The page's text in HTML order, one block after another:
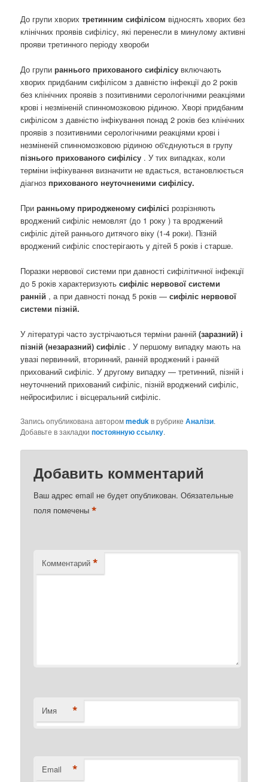
До групи хворихтретинним сифілісом відносять хворих без
клінічних проявів сифілісу, які перенесли в минулому активні
прояви третинного періоду хвороби
До групираннього прихованого сифілісу включають
хворих придбаним сифілісом з давністю інфекції до 2 років
без клінічних проявів з позитивними серологічними реакціями
крові і незміненій спинномозковою рідиною. Хворі придбаним
сифілісом з давністю інфікування понад 2 років без клінічних
проявів з позитивними серологічними реакціями крові і
незміненій спинномозковою рідиною об'єднуються в групу
пізнього прихованого сифілісу . У тих випадках, коли
терміни інфікування визначити не вдається, встановлюється
діагноз прихованого неуточненими сифілісу.
Приранньому природженому сифілісірозрізняють
вроджений сифіліс немовлят (до 1 року ) та вроджений
сифіліс дітей раннього дитячого віку (1-4 роки). Пізній
вроджений сифіліс спостерігають у дітей 5 років і старше.
Поразки нервової системи при давності сифілітичної інфекції
до 5 років характеризуютьсифіліс нервової системи
ранній , а при давності понад 5 років —сифіліс нервової
системи пізній.
У літературі часто зустрічаються терміни ранній(заразний) і
пізній (незаразний) сифіліс . У першому випадку мають на
увазі первинний, вторинний, ранній вроджений і ранній
прихований сифіліс. У другому випадку — третинний, пізній і
неуточнений прихований сифіліс, пізній вроджений сифіліс,
нейросифилис і вісцеральний сифіліс.
Запись опубликована авторомmedukв рубрикеАналізи.
Добавьте в закладкипостоянную ссылку.
Добавить комментарий
Ваш адрес email не будет опубликован. Обязательные
поля помечены*
Комментарий *
Имя *
Email *